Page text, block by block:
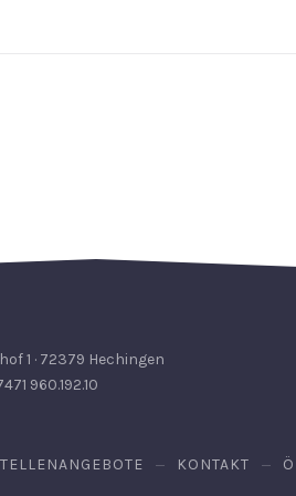
1 · 72379 Hechingen
960.192.10
KONTAKT